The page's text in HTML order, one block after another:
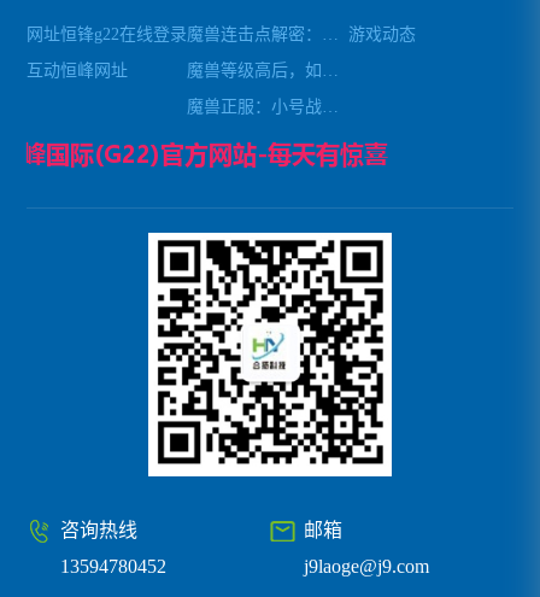
网址恒锋g22在线登录
互动恒峰网址
游戏动态
邮箱
j9laoge@j9.com
咨询热线
13594780452